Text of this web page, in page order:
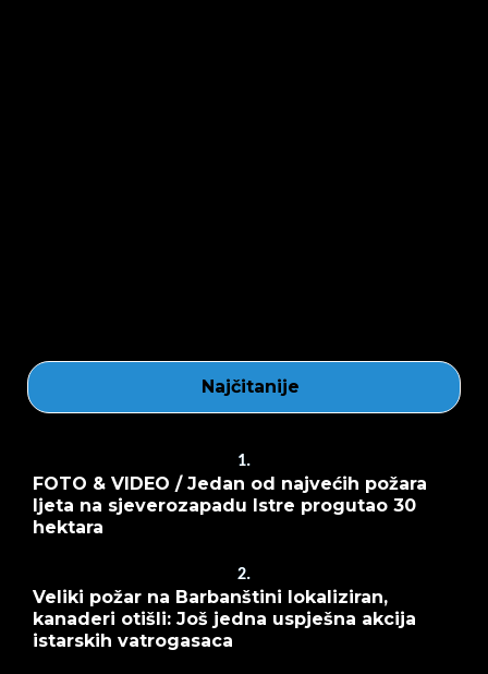
Najčitanije
1.
FOTO & VIDEO / Jedan od najvećih požara
ljeta na sjeverozapadu Istre progutao 30
hektara
2.
Veliki požar na Barbanštini lokaliziran,
kanaderi otišli: Još jedna uspješna akcija
istarskih vatrogasaca